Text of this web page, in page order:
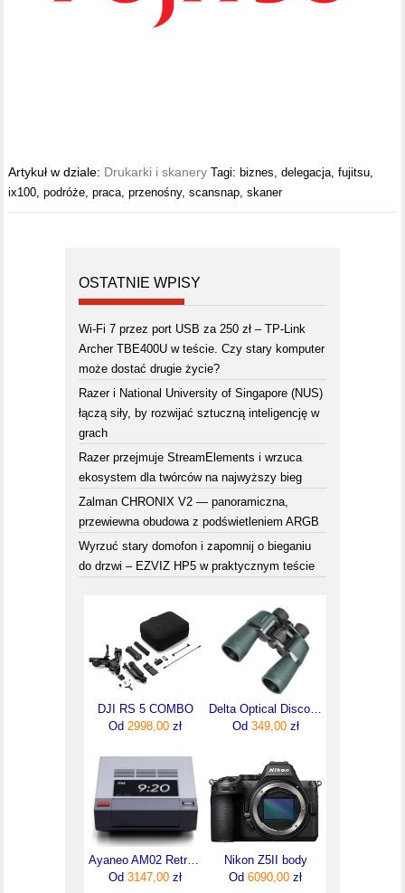
Artykuł w dziale: Drukarki i skanery Tagi:biznes ,delegacja ,fujitsu
ix100 ,podróże ,praca ,przenośny,scansnap ,skaner
OSTATNIE WPISY
Wi-Fi 7 przez port USB za 250 zł – TP-Link
Archer TBE400U w teście. Czy stary komputer
może dostać drugie życie?
Razer i National University of Singapore (NUS)
łączą siły, by rozwijać sztuczną inteligencję w
grach
Razer przejmuje StreamElements i wrzuca
ekosystem dla twórców na najwyższy bieg
Zalman CHRONIX V2 — panoramiczna,
przewiewna obudowa z podświetleniem ARGB
Wyrzuć stary domofon i zapomnij o bieganiu
do drzwi – EZVIZ HP5 w praktycznym teście
DJI RS 5 COMBO
Od 2998,00 zł
Od 349,00zł
Ayaneo AM02 Retro (MINIPCAM027840HS321024)
Od 3147,00 zł
Nikon Z5II body
Od 6090,00 zł